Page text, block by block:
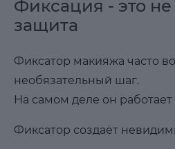
Фиксация - это
защита
Фиксатор макияжа часто
необязательный шаг.
На самом деле он работает
Фиксатор создаёт